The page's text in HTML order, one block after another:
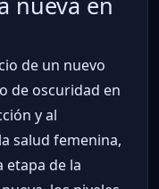
de un nuevo
de oscuridad en
y al
salud femenina,
etapa de la